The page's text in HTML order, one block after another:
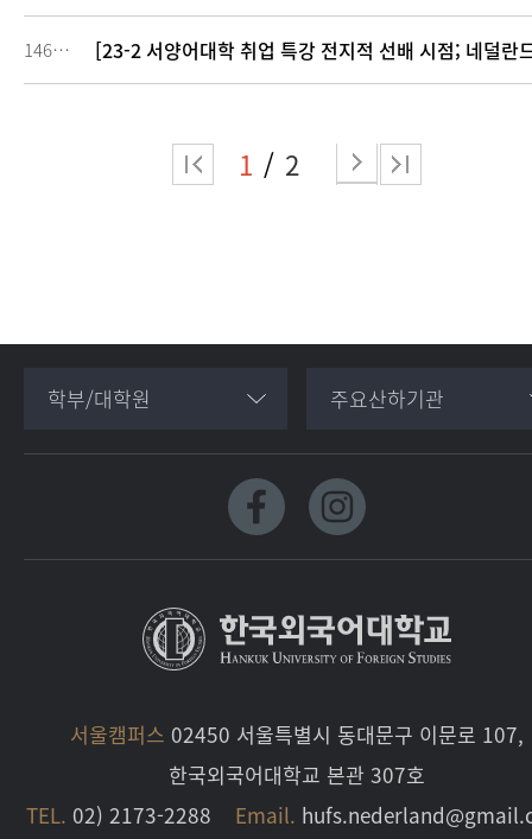
146976 [23-2 서양어대학 취업 특강 전지적 선배 시점; 네덜란
1 2
학부/대학원 주요산하기관
서울캠퍼스 02450 서울특별시 동대문구 이문로 107,
한국외국어대학교 본관 307호
TEL. 02) 2173-2288 Email.